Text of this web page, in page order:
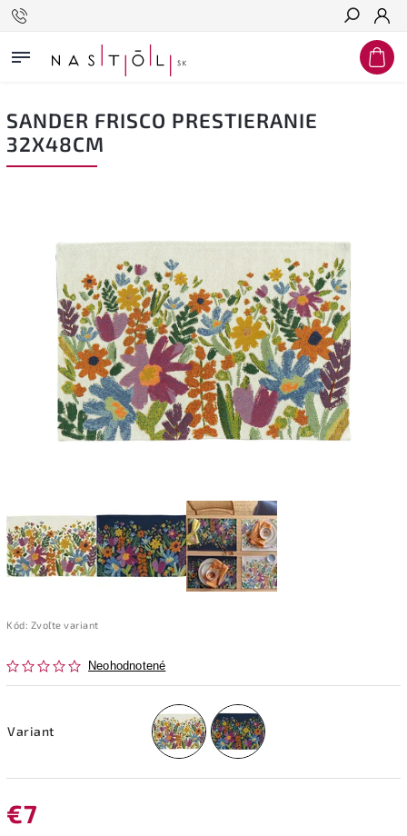
Hľadať
SANDER FRISCO PRESTIERANIE
32X48CM
Kód: Zvoľte variant
Neohodnotené
Variant
€7